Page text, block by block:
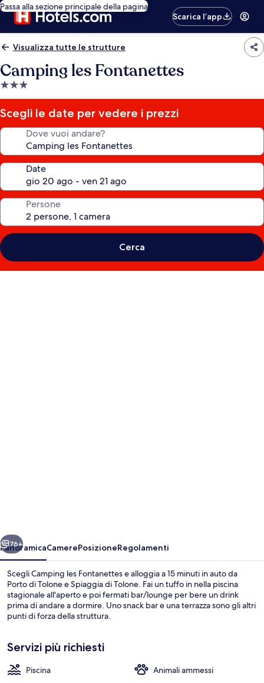
Passa alla sezione principale della pagina
Scarica l’app
Visualizza tutte le strutture
Camping les Fontanettes
Struttura
a
3.0
stelle
Scegli le date per vedere i prezzi
Dove vuoi andare?
Date
Persone
Cerca
Baita | Culle/letti per bambini
Avanti
76+
PanoramicaCamerePosizioneRegolamenti
Scegli Camping les Fontanettes e alloggia a 15 minuti in auto da
Porto di Tolone e Spiaggia di Tolone. Fai un tuffo in nella piscina
stagionale all'aperto e poi fermati bar/lounge per bere un drink
prima di andare a dormire. Uno snack bar e una terrazza sono gli altri
punti di forza della struttura.
Servizi più richiesti
Piscina
Animali ammessi